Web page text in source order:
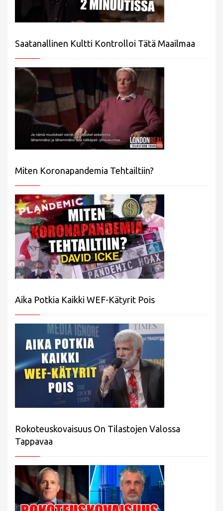
Saatanallinen Kultti Kontrolloi Tätä Maailmaa
Miten Koronapandemia Tehtailtiin?
Aika Potkia Kaikki WEF-Kätyrit Pois
Rokoteuskovaisuus On Tilastojen Valossa
Tappavaa